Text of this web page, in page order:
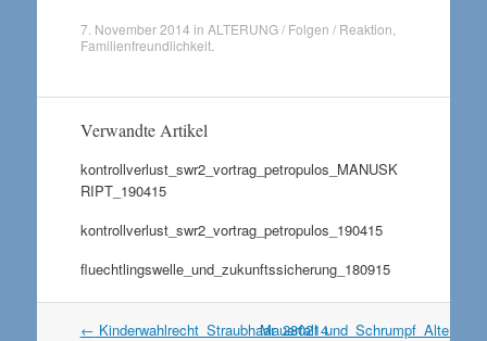
7. November 2014 in ALTERUNG / Folgen / Reaktion
Familienfreundlichkeit.
Verwandte Artikel
kontrollverlust_swr2_vortrag_petropulos_MANUSK
RIPT_190415
kontrollverlust_swr2_vortrag_petropulos_190415
fluechtlingswelle_und_zukunftssicherung_180915
Artikel
← Kinderwahlrecht_Straubhaar_280214